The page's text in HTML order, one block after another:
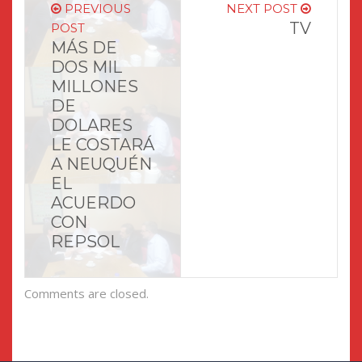
PREVIOUS
POST
MÁS DE
DOS MIL
MILLONES
DE
DOLARES
LE COSTARÁ
A NEUQUÉN
EL
ACUERDO
CON
REPSOL
NEXT POST
TV
Comments are closed.